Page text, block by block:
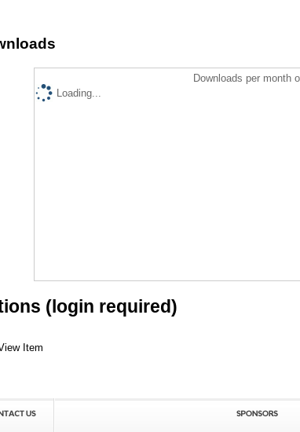
Downloads per month
Loading...
(login required)
Item